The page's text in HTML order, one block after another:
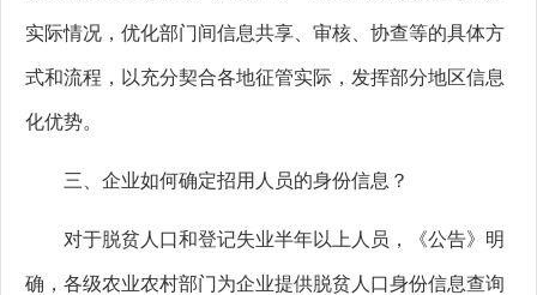
实际情况，优化部门间信息共享、审核、协查等的具体方
式和流程，以充分契合各地征管实际，发挥部分地区信息
化优势。
三、企业如何确定招用人员的身份信息？
对于脱贫人口和登记失业半年以上人员，《公告》明
确，各级农业农村部门为企业提供脱贫人口身份信息查询